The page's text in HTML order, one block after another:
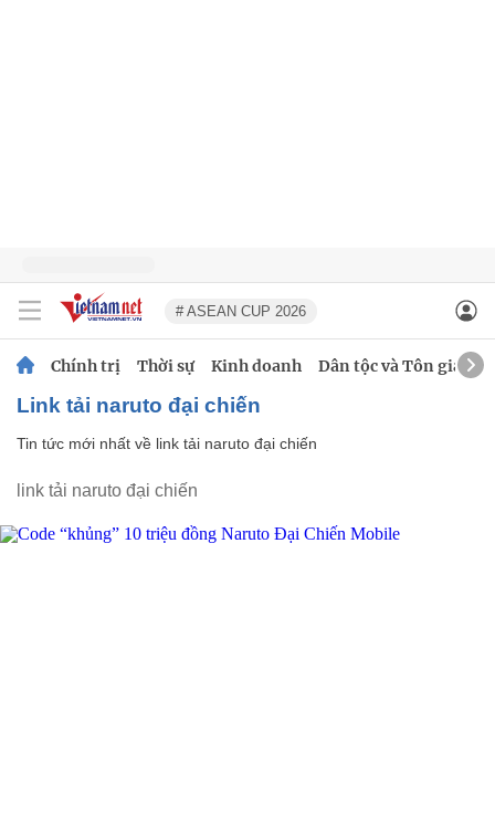
# ASEAN CUP 2026
Chính trị Thời sự Kinh doanh Dân tộc và Tôn giáo
link tải naruto đại chiến
Tin tức mới nhất về link tải naruto đại chiến
link tải naruto đại chiến